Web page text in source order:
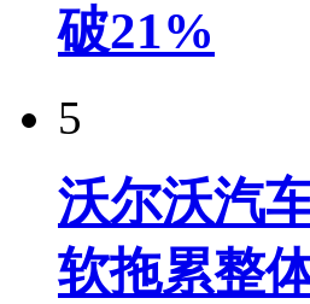
破21%
5
沃尔沃汽
软拖累整